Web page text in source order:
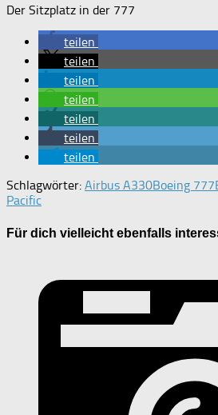
Der Sitzplatz in der 777
teilen
teilen
teilen
teilen
teilen
teilen
teilen
Schlagwörter: Airbus A330Boeing 777
Pacific
Für dich vielleicht ebenfalls